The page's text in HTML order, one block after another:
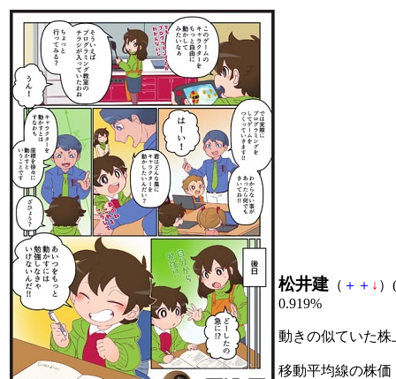
松井建 （ ＋ ＋ ↓
0.919%
動きの似ていた
移動平均線の株価